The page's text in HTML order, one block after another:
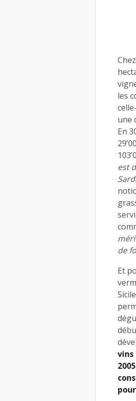
Chez
les
une
En
est
de
Et
vins